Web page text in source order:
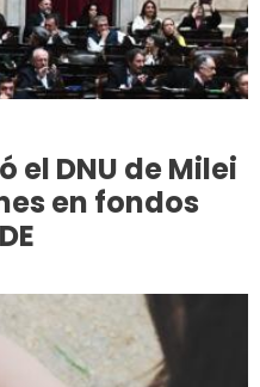
el DNU de Milei
en fondos